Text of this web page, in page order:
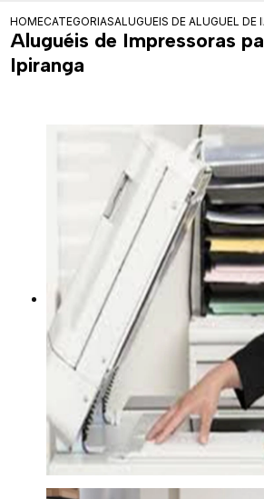
HOMECATEGORIASALUGUEIS DEALUGUEL DE
Aluguéis de Impressoras
Ipiranga